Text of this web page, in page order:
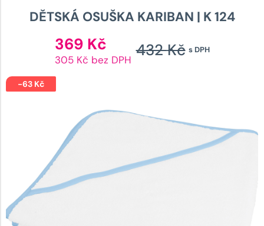
DĚTSKÁ OSUŠKA KARIBAN | K 124
s DPH
432Kč
432 Kč.
369 Kč cena
305 Kč bez DPH
-63Kč